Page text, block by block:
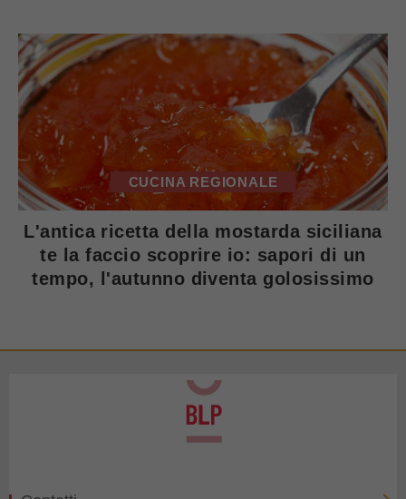
CUCINA REGIONALE
L'antica ricetta della mostarda siciliana
te la faccio scoprire io: sapori di un
tempo, l'autunno diventa golosissimo